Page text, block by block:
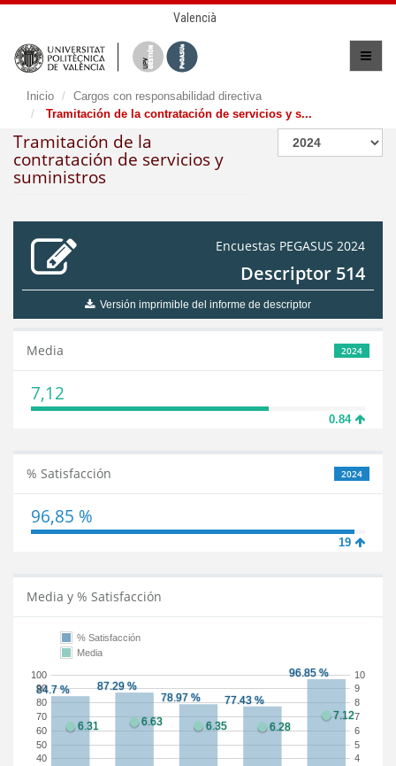
Valencià
Inicio
Cargos con responsabilidad directiva
Tramitación de la contratación de servicios y s...
Tramitación de la
contratación de servicios y
suministros
Encuestas PEGASUS 2024
Descriptor 514
Versión imprimible del informe de descriptor
2024
Media
7,12
0.84
2024
% Satisfacción
96,85 %
19
Media y % Satisfacción
40
50
60
70
80
90
100
4
5
6
7
8
9
10
% Satisfacción
Media